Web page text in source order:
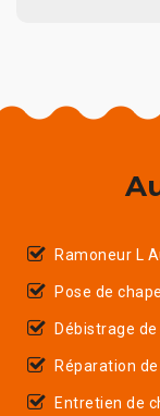
Ramoneur L
Pose de
Débistrage
Réparation
Entretien de